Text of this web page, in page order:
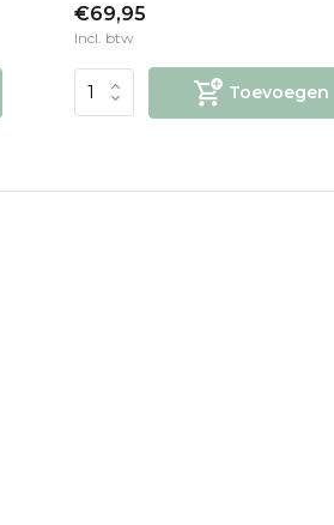
€69,95
Incl. btw
Toevoegen